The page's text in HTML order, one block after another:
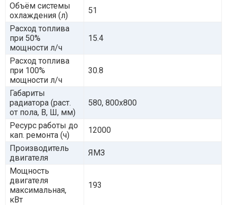
Объём системы
охлаждения (л)
51
Расход топлива
при 50%
мощности л/ч
15.4
Расход топлива
при 100%
мощности л/ч
30.8
Габариты
радиатора (раст.
от пола, В, Ш, мм)
580, 800х800
Ресурс работы до
кап. ремонта (ч)
12000
Производитель
двигателя
ЯМЗ
Мощность
двигателя
максимальная,
кВт
193